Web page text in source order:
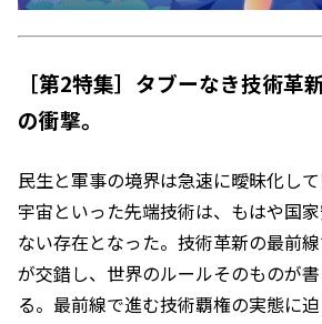
［第2特集］タブーなき技術革
の衝撃。
民生と軍事の境界は急速に曖昧化して
宇宙といった先端技術は、もはや国
ない存在となった。技術革新の最前
が交錯し、世界のルールそのものが
る。最前線で進む技術覇権の実態に迫